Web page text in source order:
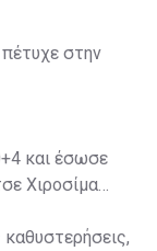
στην
και έσωσε
Χιροσίμα